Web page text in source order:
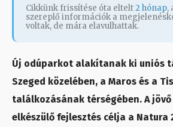
Cikkünk frissítése óta eltelt2 hónap,
szereplő információk a
voltak, de mára elavulhattak.
Új odúparkot alakítanak ki uniós
Szeged közelében, a Maros és a
találkozásának térségében. A
elkészülő fejlesztés célja a Natura